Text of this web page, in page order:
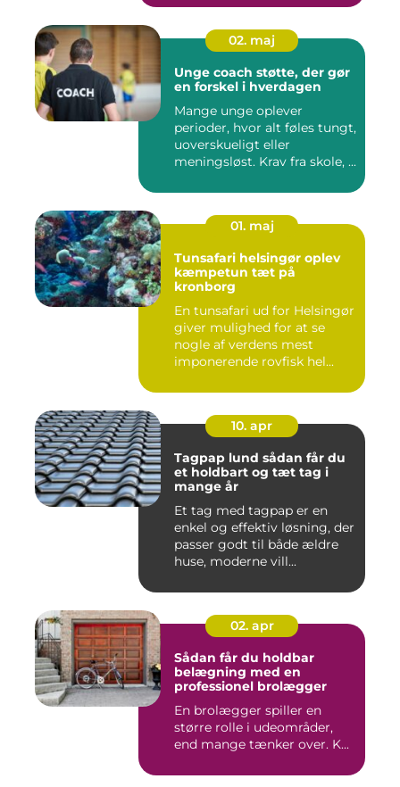
02. maj
Unge coach støtte, der gør
en forskel i hverdagen
Mange unge oplever
perioder, hvor alt føles tungt,
uoverskueligt eller
meningsløst. Krav fra skole, ...
01. maj
Tunsafari helsingør oplev
kæmpetun tæt på
kronborg
En tunsafari ud for Helsingør
giver mulighed for at se
nogle af verdens mest
imponerende rovfisk hel...
10. apr
Tagpap lund sådan får du
et holdbart og tæt tag i
mange år
Et tag med tagpap er en
enkel og effektiv løsning, der
passer godt til både ældre
huse, moderne vill...
02. apr
Sådan får du holdbar
belægning med en
professionel brolægger
En brolægger spiller en
større rolle i udeområder,
end mange tænker over. K...